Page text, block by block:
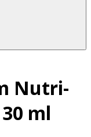
Nutri-
ml